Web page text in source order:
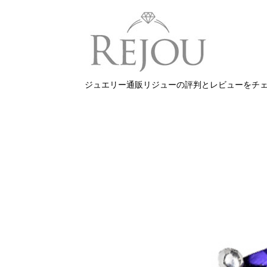
ジュエリー通販リジューの評判とレビューをチ